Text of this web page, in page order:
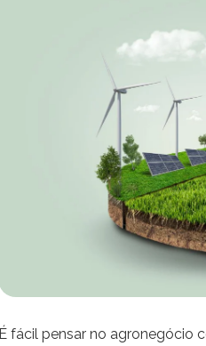
É fácil pensar no agronegócio